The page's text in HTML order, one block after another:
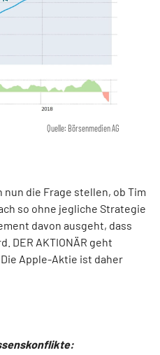
Quelle: Börsenmedien AG
die Frage stellen, ob Tim
so ohne jegliche Strategie
davon ausgeht, dass
DER AKTIONÄR geht
Apple-Aktie ist daher